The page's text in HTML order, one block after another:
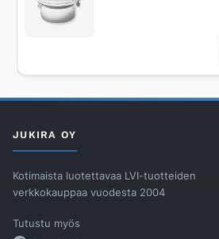
JUKIRA OY
Kotimaista luotettavaa LVI-tuotteiden
verkkokauppaa vuodesta 2004
Tutustu myös